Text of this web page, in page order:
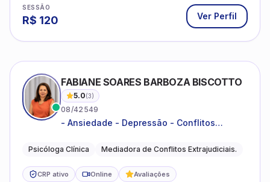
SESSÃO
R$ 120 Ver Perfil
FABIANE SOARES BARBOZA BISCOTTO
5.0(3)
08/42549
- Ansiedade - Depressão - Conflitos
relacionamentos - Autoestima -
Psicóloga Clínica Mediadora de Conflitos Extrajudiciais.
CRP ativo Online Avaliações